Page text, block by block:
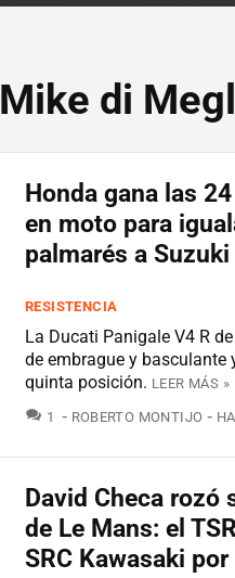
Mike di
Honda gana las
en moto para
palmarés a
RESISTENCIA
La Ducati Panigale V4 R
de embrague y basculante
quinta posición. LEER MÁS »
1 COMENTARIOS
ROBERTO MONTIJO
David Checa rozó
de Le Mans: el
SRC Kawasaki